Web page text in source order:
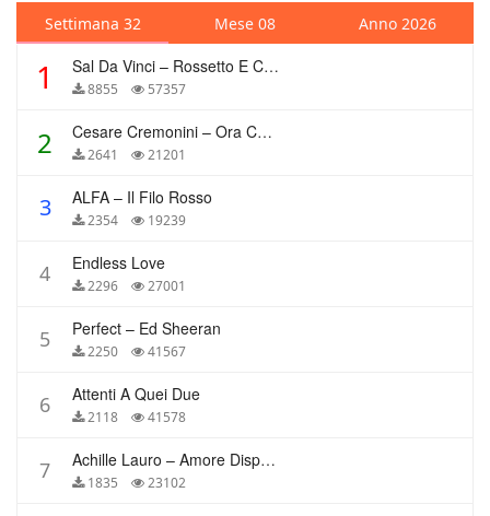
Settimana 32 Mese 08 Anno 2026
1 Sal Da Vinci – Rossetto E Caffè
8855 57357
2 Cesare Cremonini – Ora Che Non Ho Più Te
2641 21201
3 ALFA – Il Filo Rosso
2354 19239
4 Endless Love
2296 27001
5 Perfect – Ed Sheeran
2250 41567
6 Attenti A Quei Due
2118 41578
7 Achille Lauro – Amore Disperato
1835 23102